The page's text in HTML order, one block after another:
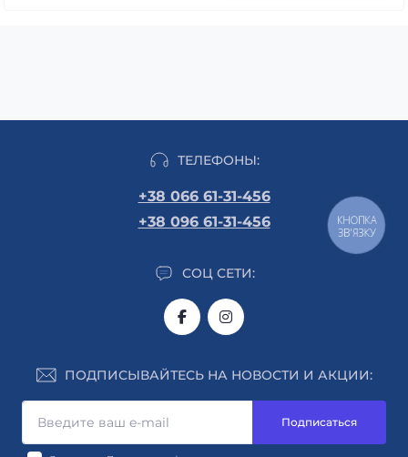
ТЕЛЕФОНЫ:
+38 066 61-31-456
+38 096 61-31-456
СОЦ СЕТИ:
ПОДПИСЫВАЙТЕСЬ НА НОВОСТИ И АКЦИИ:
Подписаться
КНОПКА
ЗВ'ЯЗКУ